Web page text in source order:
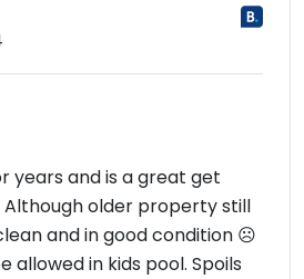
years and is a great get
Although older property still
and in good condition ☹
allowed in kids pool. Spoils